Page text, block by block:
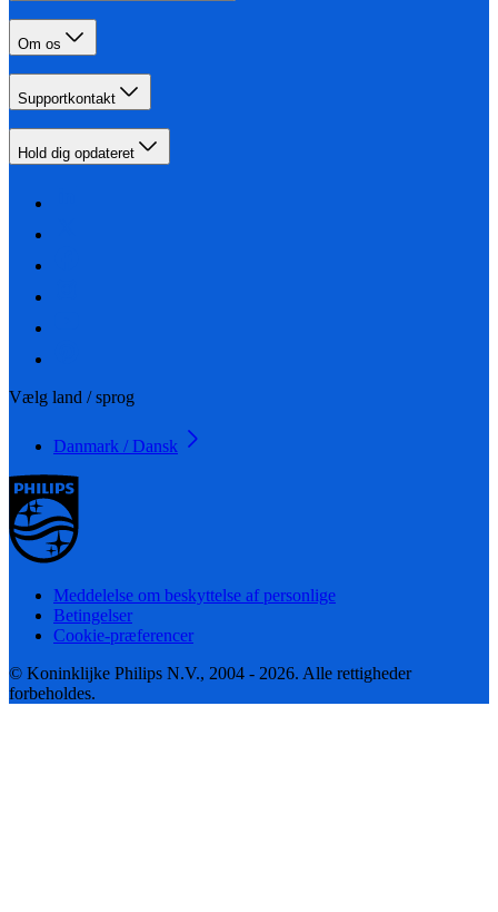
Om os
Supportkontakt
Hold dig opdateret
Vælg land / sprog
Danmark / Dansk
Meddelelse om beskyttelse af personlige
Betingelser
Cookie-præferencer
© Koninklijke Philips N.V., 2004 - 2026. Alle rettigheder
forbeholdes.